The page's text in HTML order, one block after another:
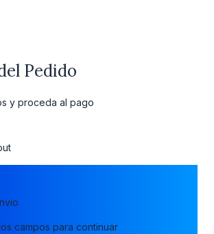
Pedido
y proceda al pago
campos para continuar